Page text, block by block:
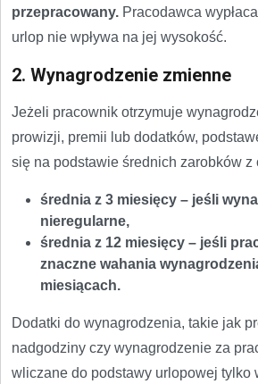
przepracowany. Pracodawca
urlop nie wpływa na jej wysokość.
2. Wynagrodzenie zmienne
Jeżeli pracownik otrzymuje
prowizji, premii lub dodatków,
się na podstawie średnich zarobków z
średnia z 3 miesięcy – jeśli
nieregularne,
średnia z 12 miesięcy – jeśli
znaczne wahania
miesiącach.
Dodatki do wynagrodzenia, takie jak
nadgodziny czy wynagrodzenie za
wliczane do podstawy urlopowej tylko